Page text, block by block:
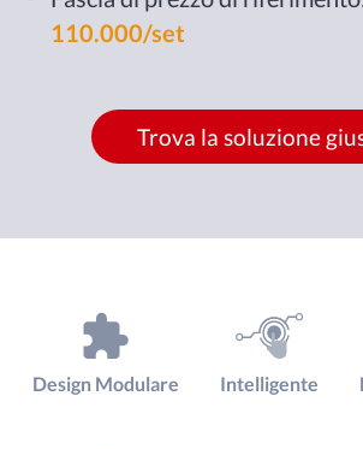
110.000/set
Trova la soluzione
Design Modulare Intelligente